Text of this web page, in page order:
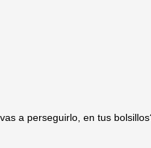
a perseguirlo, en tus